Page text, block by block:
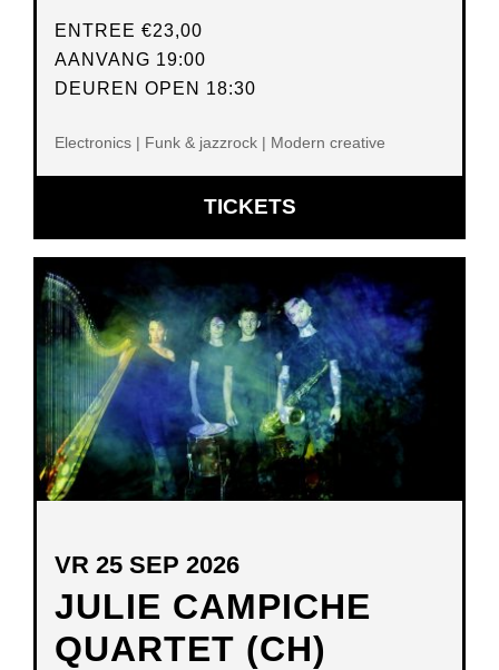
ENTREE €23,00
AANVANG 19:00
DEUREN OPEN 18:30
Electronics | Funk & jazzrock | Modern creative
TICKETSOPENT
IN
NIEUW
VENSTER
JULIE CAMPICHE
QUARTET (CH)
VR 25 SEP 2026